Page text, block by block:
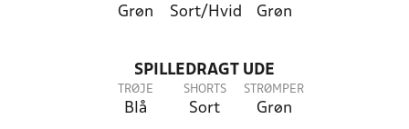
Grøn Sort/Hvid Grøn
SPILLEDRAGT UDE
TRØJE
Blå
SHORTS
Sort
STRØMPER
Grøn